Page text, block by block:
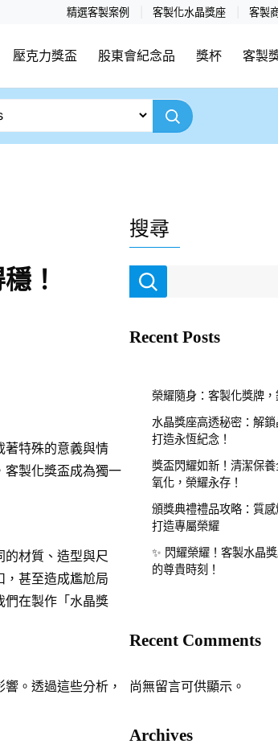
精選客製案例 客製化水晶獎座 客製
壓克力獎盃 股東會紀念品 獎杯 客製
！
著特殊的意義與情
客製化獎盃成為獨一
材質、造型與尺
甚至造成尷尬局
們在製作「水晶獎
。透過這些分析，
搜尋
Recent Posts
榮耀隨身：客製化獎牌，
水晶獎座高透秘密：解鎖
打造永恆紀念！
獎盃閃耀如新！清潔保
氧化，榮耀永存！
頒獎典禮禮品攻略：質
打造專屬榮耀
✨ 閃耀榮耀！客製水晶
的尊貴時刻！
Recent Comments
尚無留言可供顯示。
Archives